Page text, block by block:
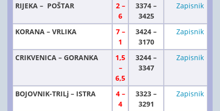
RIJEKA – POŠTAR
2 –
6
3374 –
3425
Zapisnik
KORANA – VRLIKA
7 –
1
3424 –
3170
Zapisnik
CRIKVENICA – GORANKA
1,5
–
6,5
3244 –
3347
Zapisnik
BOJOVNIK-TRILj – ISTRA
4 –
4
3323 –
3291
Zapisnik